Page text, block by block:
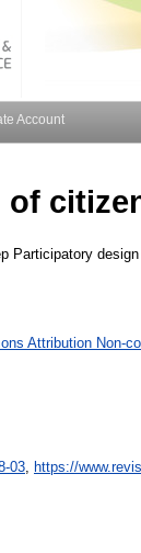
Account
Participatory
Attribution Non-
03 https://